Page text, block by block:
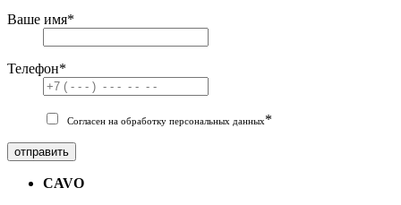
Ваше имя*
Телефон*
Согласен на обработку персональных данных*
отправить
CAVO